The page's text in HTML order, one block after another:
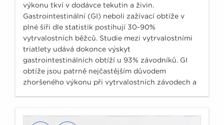
výkonu tkví v dodávce tekutin a živin.
Gastrointestinální (GI) neboli zažívací obtíže v
plné šíři dle statistik postihují 30-90%
vytrvalostních běžců. Studie mezi vytrvalostními
triatlety udává dokonce výskyt
gastrointestinálních obtíží u 93% závodníků. GI
obtíže jsou patrně nejčastějším důvodem
zhoršeného výkonu při vytrvalostních závodech a